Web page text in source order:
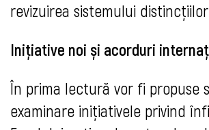
revizuirea sistemului
Inițiative noi și acorduri
În prima lectură vor fi propuse
examinare inițiativele privind